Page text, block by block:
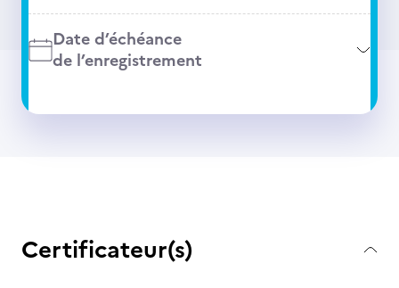
Date d’échéance
de l’enregistrement
Certificateur(s)